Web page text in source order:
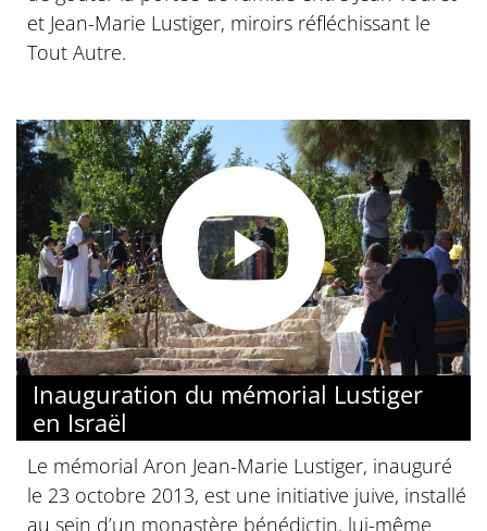
et Jean-Marie Lustiger, miroirs réfléchissant le
Tout Autre.
Inauguration du mémorial Lustiger
en Israël
Le mémorial Aron Jean-Marie Lustiger, inauguré
le 23 octobre 2013, est une initiative juive, installé
au sein d’un monastère bénédictin, lui-même